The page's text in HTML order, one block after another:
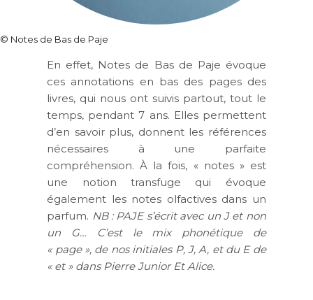
© Notes de Bas de Paje
En effet, Notes de Bas de Paje évoque
ces annotations en bas des pages des
livres, qui nous ont suivis partout, tout le
temps, pendant 7 ans. Elles permettent
d’en savoir plus, donnent les références
nécessaires à une parfaite
compréhension. À la fois, « notes » est
une notion transfuge qui évoque
également les notes olfactives dans un
parfum. NB : PAJE s’écrit avec un J et non
un G… C’est le mix phonétique de
« page », de nos initiales P, J, A, et du E de
« et » dans Pierre Junior Et Alice.